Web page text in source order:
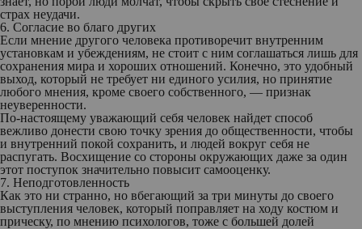
страх неудачи.
6. Согласие во благо других
Если мнение другого человека противоречит внутренним
установкам и убеждениям, не стоит с ним соглашаться лишь для
сохранения мира и хороших отношений. Конечно, это удобный
выход, который не требует ни единого усилия, но принятие
любого мнения, кроме своего собственного, — признак
неуверенности.
По-настоящему уважающий себя человек найдет способ
вежливо донести свою точку зрения до общественности, чтобы
и внутренний покой сохранить, и людей вокруг себя не
распугать. Восхищение со стороны окружающих даже за один
этот поступок значительно повысит самооценку.
7. Неподготовленность
Как это ни странно, но вбегающий за три минуты до своего
выступления человек, который поправляет на ходу костюм и
прическу, по мнению психологов, тоже с большей долей